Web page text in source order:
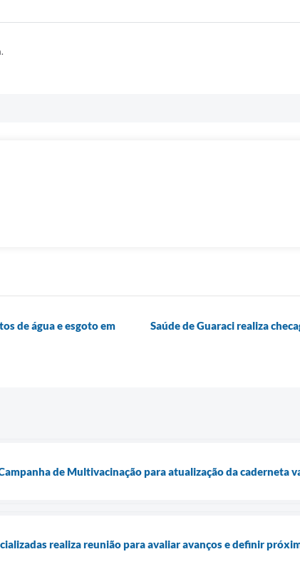
de água e esgoto em
Saúde de Guaraci realiza
de Multivacinação para atualização da caderneta
realiza reunião para avaliar avanços e definir